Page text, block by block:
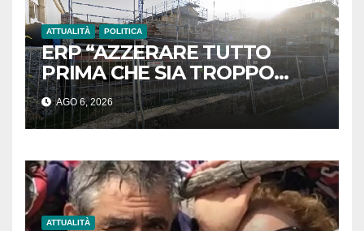
ATTUALITÀ POLITICA
ERP “AZZERARE TUTTO
PRIMA CHE SIA TROPPO
TARDI”
AGO 6, 2026
ATTUALITÀ